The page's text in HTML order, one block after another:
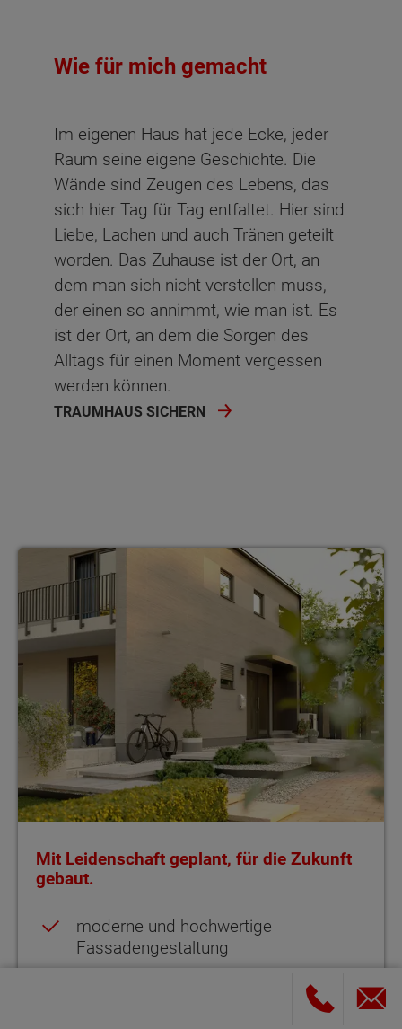
Wie für mich gemacht
Im eigenen Haus hat jede Ecke, jeder
Raum seine eigene Geschichte. Die
Wände sind Zeugen des Lebens, das
sich hier Tag für Tag entfaltet. Hier sind
Liebe, Lachen und auch Tränen geteilt
worden. Das Zuhause ist der Ort, an
dem man sich nicht verstellen muss,
der einen so annimmt, wie man ist. Es
ist der Ort, an dem die Sorgen des
Alltags für einen Moment vergessen
werden können.
TRAUMHAUS SICHERN
Mit Leidenschaft geplant, für die Zukunft
gebaut.
moderne und hochwertige
Fassadengestaltung
Photovoltaikanlage als Indachmontage
Lichtdurchflutete Zimmer auf zwei